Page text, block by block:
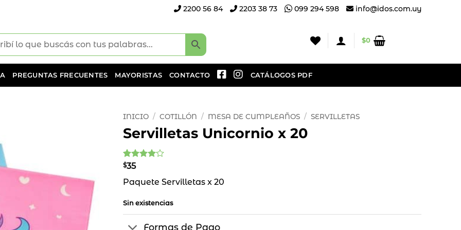
2200 56 84 2203 38 73 099 294 598 info@idos.com.uy
$0
PREGUNTAS FRECUENTES MAYORISTAS CONTACTO CATÁLOGOS PDF
deseos
INICIO / COTILLÓN / MESA DE CUMPLEAÑOS / SERVILLETAS
Servilletas Unicornio x 20
Valorado
5 en
1
valoración
de un
cliente
$35
Paquete Servilletas x 20
Sin existencias
Formas de Pago